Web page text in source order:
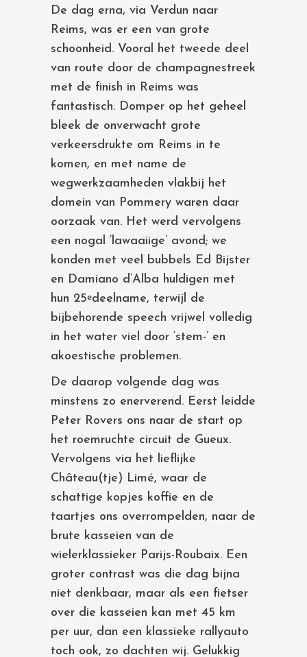
De dag erna, via Verdun naar
Reims, was er een van grote
schoonheid. Vooral het tweede deel
van route door de champagnestreek
met de finish in Reims was
fantastisch. Domper op het geheel
bleek de onverwacht grote
verkeersdrukte om Reims in te
komen, en met name de
wegwerkzaamheden vlakbij het
domein van Pommery waren daar
oorzaak van. Het werd vervolgens
een nogal ‘lawaaiige’ avond; we
konden met veel bubbels Ed Bijster
en Damiano d’Alba huldigen met
hun 25edeelname, terwijl de
bijbehorende speech vrijwel volledig
in het water viel door ‘stem-’ en
akoestische problemen.
De daarop volgende dag was
minstens zo enerverend. Eerst leidde
Peter Rovers ons naar de start op
het roemruchte circuit de Gueux.
Vervolgens via het lieflijke
Château(tje) Limé, waar de
schattige kopjes koffie en de
taartjes ons overrompelden, naar de
brute kasseien van de
wielerklassieker Parijs-Roubaix. Een
groter contrast was die dag bijna
niet denkbaar, maar als een fietser
over die kasseien kan met 45 km
per uur, dan een klassieke rallyauto
toch ook, zo dachten wij. Gelukkig